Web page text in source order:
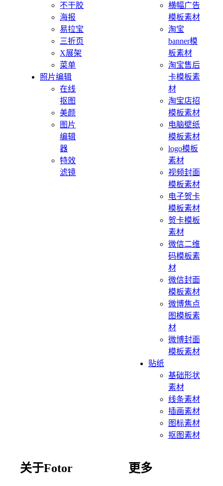
不干胶
海报
易拉宝
三折页
X展架
菜单
照片编辑
在线
抠图
美颜
图片
编辑
器
特效
滤镜
横幅广告
模板素材
淘宝
banner模
板素材
淘宝售后
卡模板素
材
淘宝店招
模板素材
电脑壁纸
模板素材
logo模板
素材
视频封面
模板素材
电子贺卡
模板素材
贺卡模板
素材
微信二维
码模板素
材
微信封面
模板素材
微博焦点
图模板素
材
微博封面
模板素材
贴纸
基础形状
素材
线条素材
插画素材
图标素材
抠图素材
关于Fotor 更多